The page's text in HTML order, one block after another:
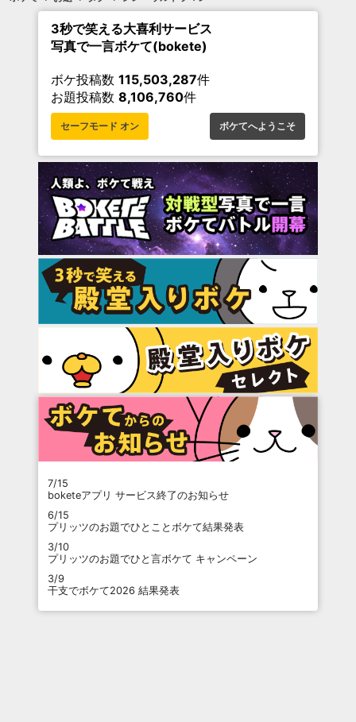
3秒で笑える大喜利サービス
写真で一言ボケて(bokete)
ボケ投稿数 115,503,287件
お題投稿数 8,106,760件
セーフモード オン ボケてへようこそ
7/15
boketeアプリ サービス終了のお知らせ
6/15
プリッツのお題でひとことボケて結果発表
3/10
プリッツのお題でひと言ボケて キャンペーン
3/9
干支でボケて2026 結果発表